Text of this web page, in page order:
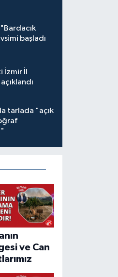
başladı
İzmir İl
tarlada "açık
ve Can